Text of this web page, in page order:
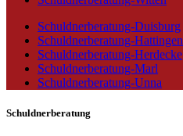
Schuldnerberatung-Duisburg
Schuldnerberatung-Hattingen
Schuldnerberatung-Herdecke
Schuldnerberatung-Marl
Schuldnerberatung-Unna
Schuldnerberatung